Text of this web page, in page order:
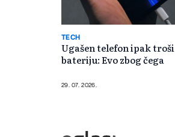
TECH
Ugašen telefon ipak troši
bateriju: Evo zbog čega
29. 07. 2026.